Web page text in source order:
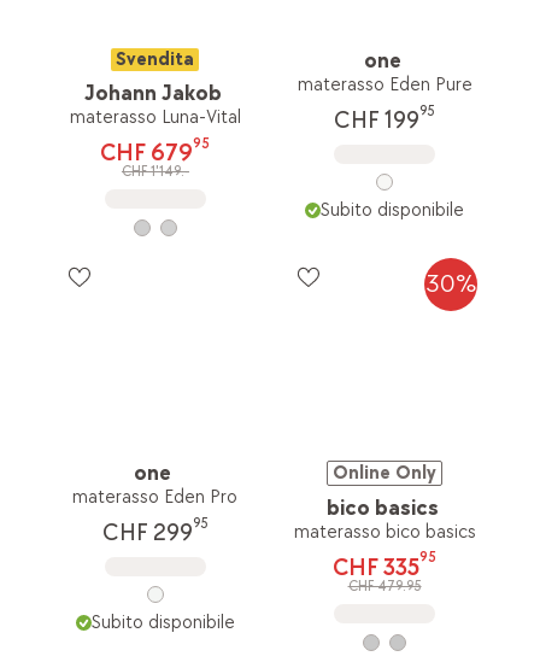
Svendita
Johann Jakob
materasso Luna-Vital
CHF 67995
CHF 1'149.-
one
materasso Eden Pure
CHF 19995
Subito disponibile
one
materasso Eden Pro
CHF 29995
Subito disponibile
30%
Online Only
bico basics
materasso bico basics
CHF 33595
CHF 479.95